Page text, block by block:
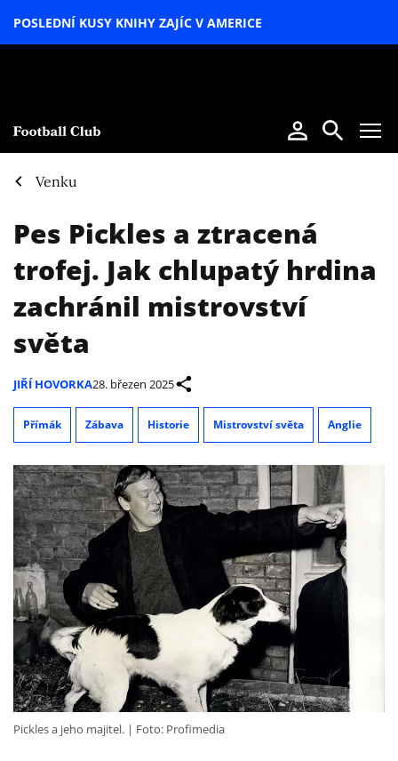
POSLEDNÍ KUSY KNIHY ZAJÍC V AMERICE
Venku
Pes Pickles a ztracená
trofej. Jak chlupatý hrdina
zachránil mistrovství
světa
JIŘÍ HOVORKA28. březen 2025
Přímák Zábava Historie Mistrovství světa Anglie
Pickles a jeho majitel. Foto: Profimedia